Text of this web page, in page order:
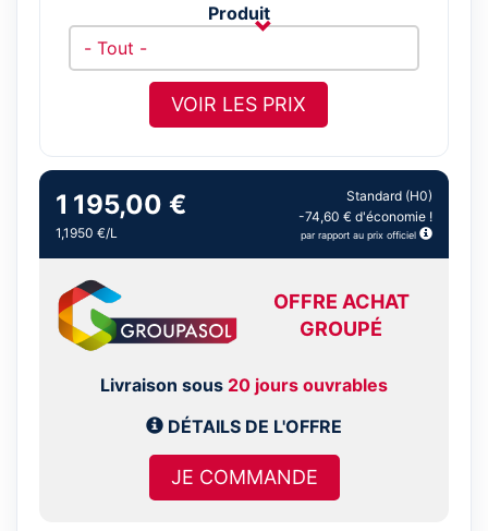
Produit
VOIR LES PRIX
1 195,00 €
1,1950 €/L
Standard (H0)
-74,60 € d'économie !
par rapport au prix officiel
OFFRE ACHAT
GROUPÉ
Livraison sous 20 jours ouvrables
DÉTAILS DE L'OFFRE
JE COMMANDE